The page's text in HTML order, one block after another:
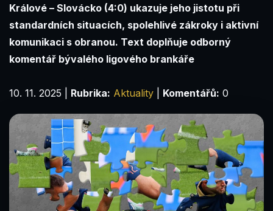
Králové – Slovácko (4:0) ukazuje jeho jistotu při
standardních situacích, spolehlivé zákroky i aktivní
komunikaci s obranou. Text doplňuje odborný
komentář bývalého ligového brankáře
10. 11. 2025 Rubrika: Aktuality Komentářů: 0